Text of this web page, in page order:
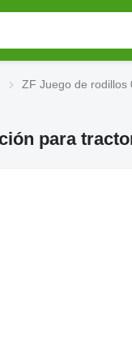
ZF Juego de rodillos
para